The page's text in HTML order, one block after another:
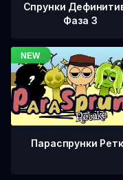
Спрунки
Фаза 3
Параспрунки